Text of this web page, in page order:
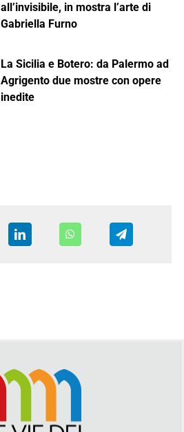
all’invisibile, in mostra l’arte di
Gabriella Furno
La Sicilia e Botero: da Palermo ad
Agrigento due mostre con opere
inedite